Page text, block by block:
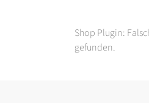
Shop Plugin:
gefunden.